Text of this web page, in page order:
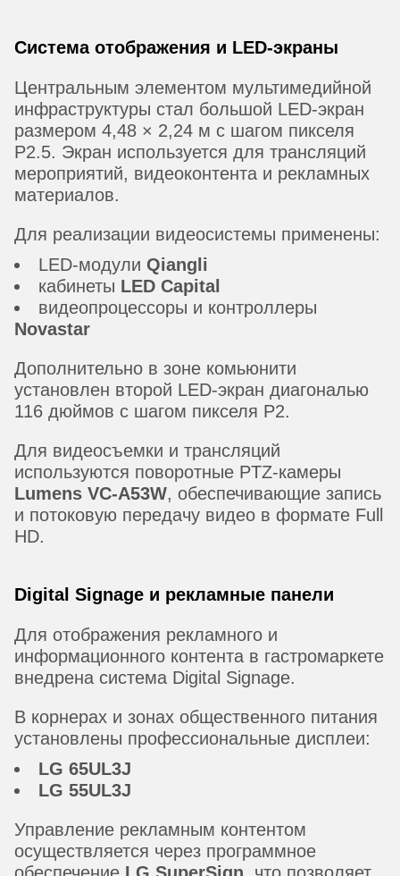
Система отображения и LED-экраны
Центральным элементом мультимедийной
инфраструктуры стал большой LED-экран
размером 4,48 × 2,24 м с шагом пикселя
P2.5. Экран используется для трансляций
мероприятий, видеоконтента и рекламных
материалов.
Для реализации видеосистемы применены:
LED-модули Qiangli
кабинеты LED Capital
видеопроцессоры и контроллеры
Novastar
Дополнительно в зоне комьюнити
установлен второй LED-экран диагональю
116 дюймов с шагом пикселя P2.
Для видеосъемки и трансляций
используются поворотные PTZ-камеры
Lumens VC-A53W, обеспечивающие запись
и потоковую передачу видео в формате Full
HD.
Digital Signage и рекламные панели
Для отображения рекламного и
информационного контента в гастромаркете
внедрена система Digital Signage.
В корнерах и зонах общественного питания
установлены профессиональные дисплеи:
LG 65UL3J
LG 55UL3J
Управление рекламным контентом
осуществляется через программное